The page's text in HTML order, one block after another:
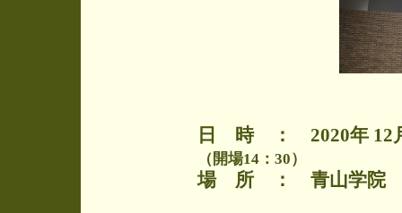
日 時 ： 2020年 12
（開場14：30）
場 所 ： 青山学院